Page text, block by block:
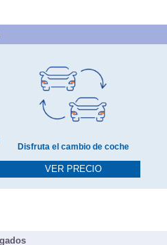
VER PRECIO